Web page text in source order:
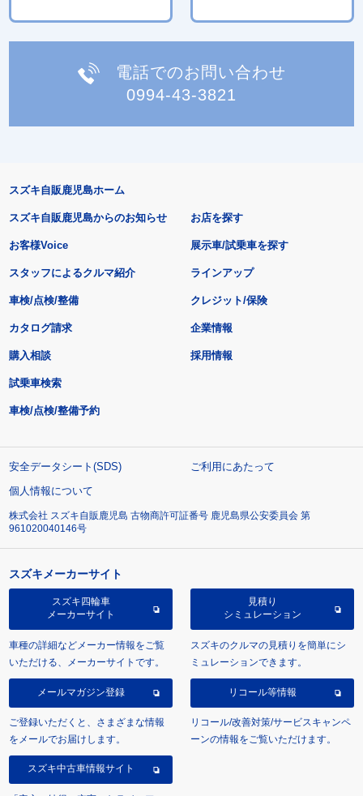
電話でのお問い合わせ
0994-43-3821
スズキ自販鹿児島ホーム
スズキ自販鹿児島からのお知らせ
お客様Voice
スタッフによるクルマ紹介
お店を探す
展示車/試乗車を探す
ラインアップ
車検/点検/整備 クレジット/保険
カタログ請求
購入相談
試乗車検索
車検/点検/整備予約
企業情報
採用情報
安全データシート(SDS)
ご利用にあたって
個人情報について
株式会社 スズキ自販鹿児島 古物商許可証番号 鹿児島県公安委員会 第
961020040146号
スズキメーカーサイト
スズキ四輪車
メーカーサイト
車種の詳細などメーカー情報をご覧
いただける、メーカーサイトです。
見積り
シミュレーション
スズキのクルマの見積りを簡単にシ
ミュレーションできます。
メールマガジン登録
ご登録いただくと、さまざまな情報
をメールでお届けします。
リコール等情報
リコール/改善対策/サービスキャンペ
ーンの情報をご覧いただけます。
スズキ中古車情報サイト